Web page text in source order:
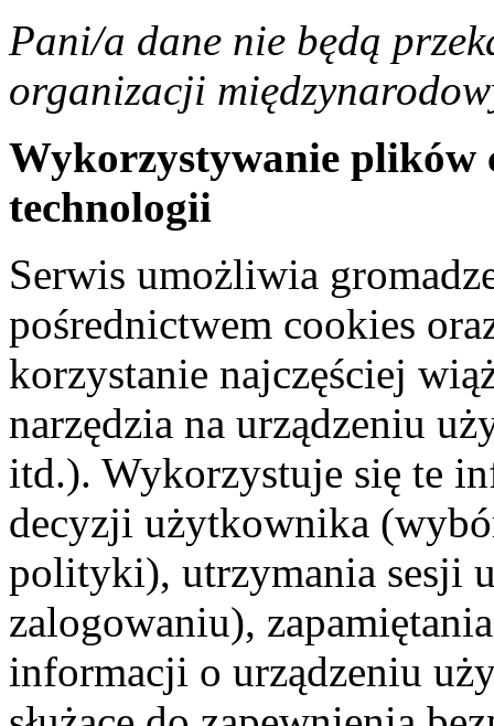
Pani/a dane nie będą
organizacji
Wykorzystywanie plików
technologii
Serwis umożliwia
pośrednictwem cookies
korzystanie najczęściej
narzędzia na urządzeniu
itd.). Wykorzystuje się te
decyzji użytkownika
polityki), utrzymania sesji
zalogowaniu),
informacji o urządzeniu